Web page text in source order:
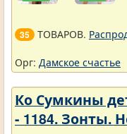
35 ТОВАРОВ.
Орг: Дамское счастье
Ко Сумкины
- 1184. Зонты.